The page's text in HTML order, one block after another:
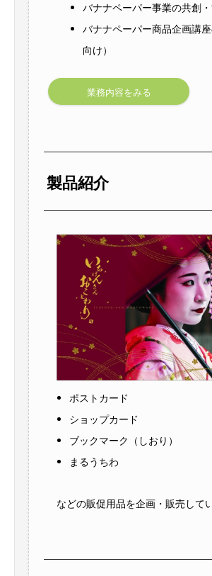
バナナペーパー事業の共創
バナナペーパー商品企画講
向け）
業務内容をみる
製品紹介
ポストカード
ショップカード
ブックマーク（しおり）
まるうちわ
などの販促用品を企画・販売して